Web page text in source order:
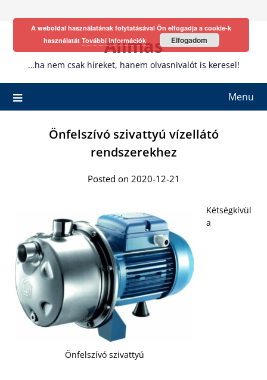
Allmas
…ha nem csak híreket, hanem olvasnivalót is keresel!
Menu
Önfelszívó szivattyú vízellátó
rendszerekhez
Posted on 2020-12-21
Önfelszívó szivattyú
Kétségkívül
a
A weboldal használatának folytatásával Ön elfogadja a cookie-k
használatát További információk Elfogadom